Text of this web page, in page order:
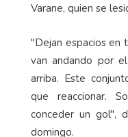
Varane, quien se
"Dejan espacios en
van andando por
arriba. Este
que reaccionar.
conceder un gol",
domingo.